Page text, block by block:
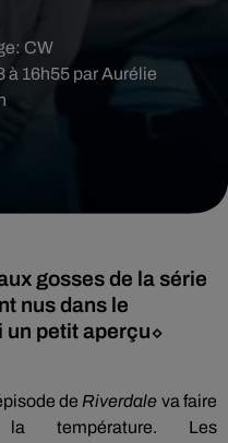
à 16h55 par Aurélie
CW
gosses de la série
nus dans le
un petit aperçu⬦
de Riverdale va faire
la température.
Les